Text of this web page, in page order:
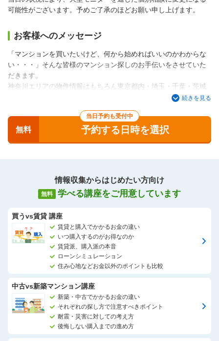
可能性がございます。予めご了承のほどお願い申し上げます。
お客様へのメッセージ
「マンションを買いたいけど、何から始めればいいのかわからな
い・・・」そんな皆様のマンション探しのお手伝いをさせていた
だきます。
神奈川エリアの物件情報はもちろん東京都内・埼玉・千葉・茨城
エリアの物件情報もそろえております。お客様のご要望にピッタ
続きを見る
当日予約も受付中
無料 予約する日時を選択
情報収集からはじめたい方向け
無料 学べる講座をご用意しています
買うvs賃貸 講座
賃貸と購入でかかるお金の違い
いつ購入するのがお得なのか
賃貸派、購入派の本音
ローンシミュレーション
住み心地などお金以外のポイントも比較
中古vs新築マンション講座
新築・中古でかかるお金の違い
それぞれの探し方で注意すべきポイント
耐震・災害に対しての考え方
後悔しない購入までの進め方